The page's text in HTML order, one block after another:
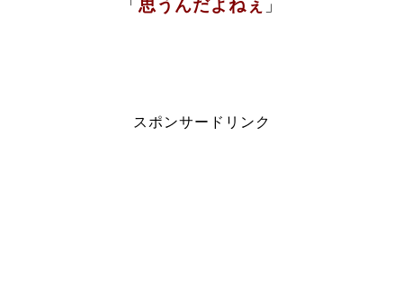
「 思うんだよねぇ 」
スポンサードリンク